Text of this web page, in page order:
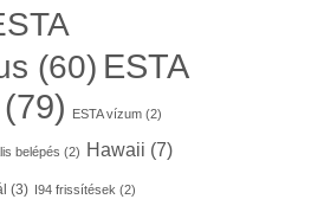
(60) ESTA
(79) ESTA vízum(2)
belépés (2) Hawaii (7)
(3) I94 frissítések (2)